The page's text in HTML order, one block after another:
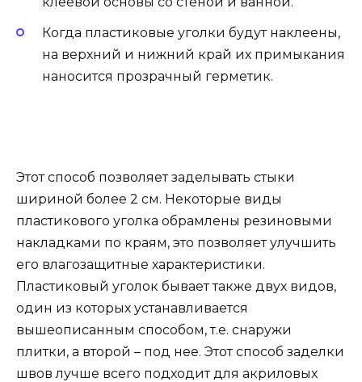
Когда пластиковые уголки будут наклеены,
на верхний и нижний край их примыкания
наносится прозрачный герметик.
Этот способ позволяет заделывать стыки
шириной более 2 см. Некоторые виды
пластикового уголка обрамлены резиновыми
накладками по краям, это позволяет улучшить
его влагозащитные характеристики.
Пластиковый уголок бывает также двух видов,
один из которых устанавливается
вышеописанным способом, т.е. снаружи
плитки, а второй – под нее. Этот способ заделки
швов лучше всего подходит для акриловых